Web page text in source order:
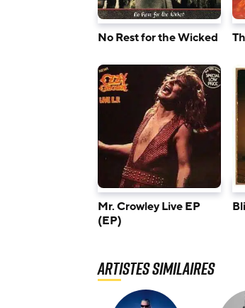
No Rest for the Wicked
Mr. Crowley Live EP
(EP)
Artistes similaires